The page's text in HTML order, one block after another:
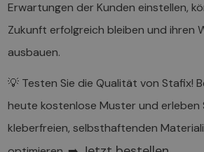
Erwartungen der Kunden einstellen,
Zukunft erfolgreich bleiben und ihren
ausbauen.
💡 Testen Sie die Qualität von Stafix!
heute kostenlose Muster und erleben
kleberfreien, selbsthaftenden